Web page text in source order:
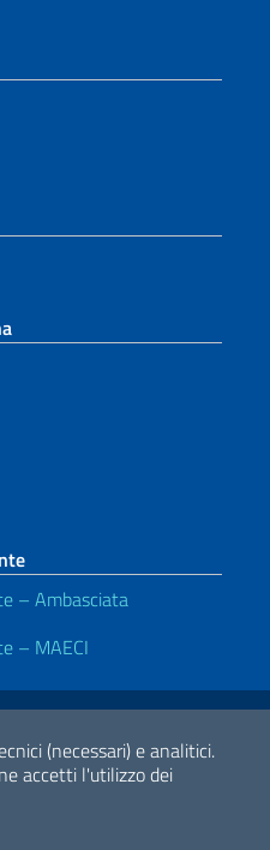
(necessari) e analitici.
accetti l'utilizzo dei
– Ambasciata
– MAECI